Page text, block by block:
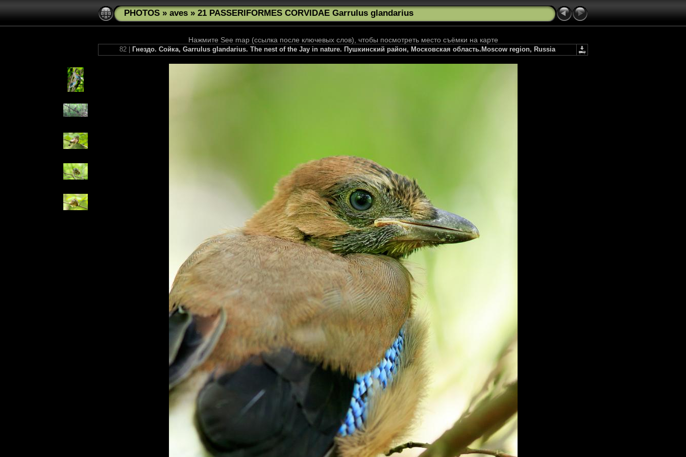
PHOTOS » aves » 21 PASSERIFORMES CORVIDAE Garrulus glandarius
Нажмите See map (ссылка после ключевых слов), чтобы посмотреть место съёмки на карте
82 | Гнездо. Сойка, Garrulus glandarius. The nest of the Jay in nature. Пушкинский район, Московская область.Moscow region, Russia